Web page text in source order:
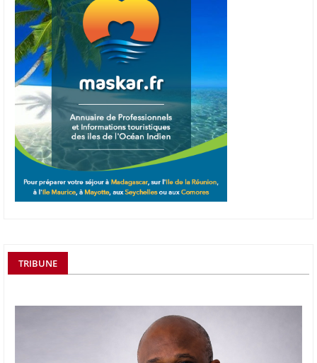
TRIBUNE